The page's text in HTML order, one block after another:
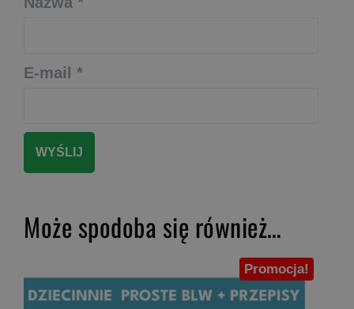
E-mail *
Może spodoba się również…
Promocja!